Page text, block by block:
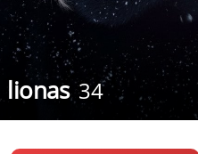
lionas 34